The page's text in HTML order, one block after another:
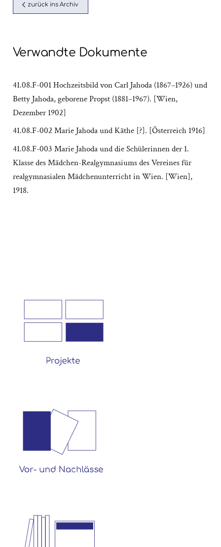
zurück ins Archiv
Verwandte Dokumente
41.08.F-001 Hochzeitsbild von Carl Jahoda (1867–1926) und
Betty Jahoda, geborene Propst (1881–1967). [Wien,
Dezember 1902]
41.08.F-002 Marie Jahoda und Käthe [?]. [Österreich 1916]
41.08.F-003 Marie Jahoda und die Schülerinnen der 1.
Klasse des Mädchen-Realgymnasiums des Vereines für
realgymnasialen Mädchenunterricht in Wien. [Wien],
1918.